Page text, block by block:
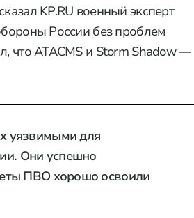
KP.RU военный эксперт
России без проблем
что ATACMS и Storm Shadow —
уязвимыми для
Они успешно
ПВО хорошо освоили